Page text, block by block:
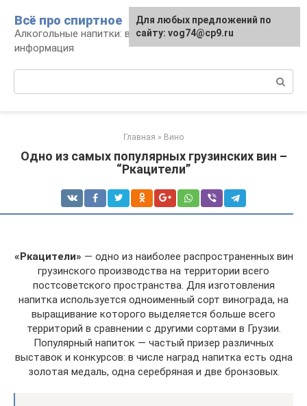
контенту
Всё про спиртное
Алкогольные напитки: виды, рецепты,
информация
Главная » Вино
Одно из самых популярных грузинских вин –
“Ркацители”
«Ркацители» — одно из наиболее распространенных вин
грузинского производства на территории всего
постсоветского пространства. Для изготовления
напитка используется одноименный сорт винограда, на
выращивание которого выделяется больше всего
территорий в сравнении с другими сортами в Грузии.
Популярный напиток — частый призер различных
выставок и конкурсов: в числе наград напитка есть одна
золотая медаль, одна серебряная и две бронзовых.
Для любых предложений по
сайту: vog74@cp9.ru